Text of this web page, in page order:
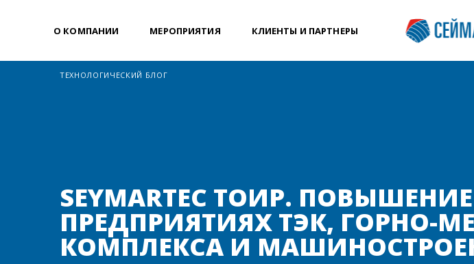
О КОМПАНИИ МЕРОПРИЯТИЯ КЛИЕНТЫ И ПАРТНЕРЫ
ТЕХНОЛОГИЧЕСКИЙ БЛОГ
SEYMARTEC ТОИР.
ПРЕДПРИЯТИЯХ ТЭК, ГОРНО-
КОМПЛЕКСА И